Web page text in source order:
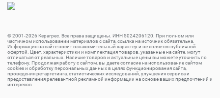
© 2001-2026 Керагрес. Все права защищены. ИНН 5024206120. При полном или
частичном использовании материалов с сайта, ссылка на источник обязательна.
Информация на сайте носит ознакомительный характер и не является публичной
офертой. Цвет, характеристики и комплектация товаров, указанные на сайте, могут
отличаться от реальных. Наличие товаров и актуальные цены вы можете уточнить по
телефону. Продолжая работу с сайтом, вы даете согласие на использование сайтом
cookies и обработку персональных данных в целях функционирования сайта,
проведения ретаргетинга, статистических исследований, улучшения сервиса и
предоставления релевантной рекламной информации на основе ваших предпочтений и
интересов